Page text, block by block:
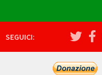
SEGUICI: